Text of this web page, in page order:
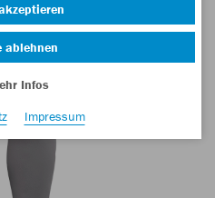
ablehnen
Infos
Impressum